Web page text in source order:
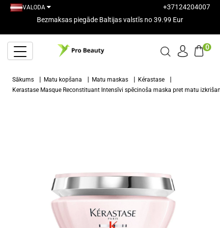
VALODA
+37124204007
Bezmaksas piegāde Baltijas valstīs no 39.99 Eur
0
Sākums Matu kopšana Matu maskas
Kérastase
Kerastase Masque Reconstituant Intensīvi spēcinoša maska pret matu